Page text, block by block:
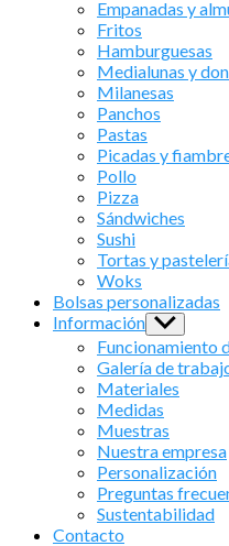
Empanadas y
Fritos
Hamburguesas
Medialunas y
Milanesas
Panchos
Pastas
Picadas y
Pollo
Pizza
Sándwiches
Sushi
Tortas y
Woks
Bolsas personalizadas
Información Show
sub
menu
Funcionamiento
Galería de
Materiales
Medidas
Muestras
Nuestra empresa
Personalización
Preguntas
Sustentabilidad
Contacto